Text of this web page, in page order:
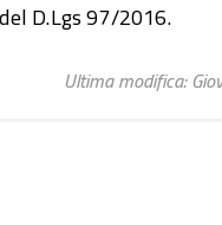
D.Lgs 97/2016.
Ultima modifica: